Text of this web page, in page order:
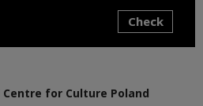
Check
for Culture Poland